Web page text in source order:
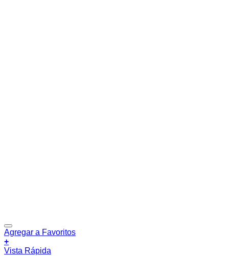
Agregar a Favoritos
+
Vista Rápida